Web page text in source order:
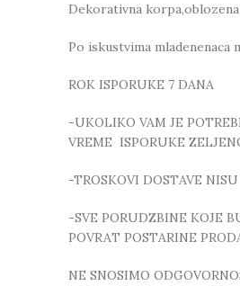
Dekorativna
Po iskustvima mladenenaca
ROK ISPORUKE 7 DANA
-UKOLIKO VAM JE
VREME ISPORUKE
-TROSKOVI DOSTAVE
-SVE PORUDZBINE KOJE
POVRAT POSTARINE
NE SNOSIMO